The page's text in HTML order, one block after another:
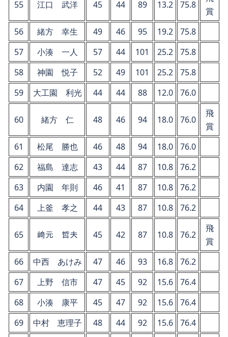
55 江口 武洋 45 44 89 13.2 75.8
賞
56
緒方 幸生 49 46 95 19.2
75.8
57
小湊 一人 57 44 101 25.2
75.8
58
神園 悦子 52 49 101 25.2
75.8
59
大工園 利光 44 44 88 12.0 76.0
60 緒方 仁 48 46 94 18.0 76.0
飛
賞
61
松尾 勝也 46 48 94 18.0
76.0
62
福島 達志 43 44 87 10.8
76.2
63
内園 年則 46 41 87 10.8
76.2
64
上釜 孝之 44 43 87 10.8 76.2
65 﨑元 哲夫 45 42 87 10.8 76.2
飛
賞
66
中西 あけみ 47 46 93 16.8
76.2
67
上野 信市 47 45 92 15.6
76.4
68
小湊 康平 45 47 92 15.6
76.4
69
中村 恵理子 48 44 92 15.6 76.4